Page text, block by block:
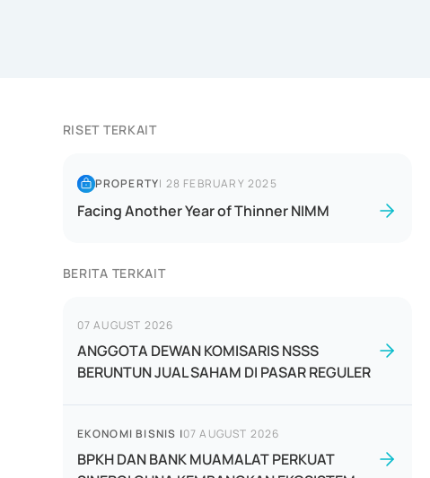
RISET TERKAIT
PROPERTY| 28 FEBRUARY 2025
Facing Another Year of Thinner NIMM
BERITA TERKAIT
07 AUGUST 2026
ANGGOTA DEWAN KOMISARIS NSSS
BERUNTUN JUAL SAHAM DI PASAR REGULER
EKONOMI BISNIS |07 AUGUST 2026
BPKH DAN BANK MUAMALAT PERKUAT